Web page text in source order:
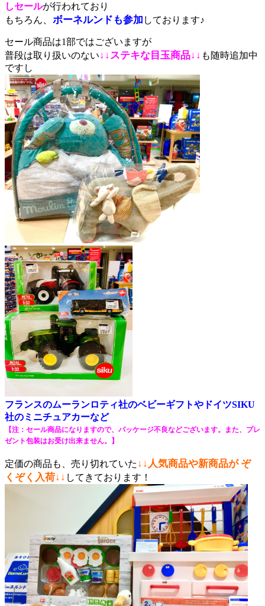
しセールが行われており
もちろん、 ボーネルンドも参加 しております♪
セール商品は1部ではございますが
普段は取り扱いのない↓↓ステキな目玉商品↓↓ も随時追加中
ですし
フランスのムーランロティ社のベビーギフトやドイツSIKU
社のミニチュアカーなど
【注：セール商品になりますので、パッケージ不良などございます。また、プレ
ゼント包装はお受け出来ません。】
定価の商品も、売り切れていた ↓↓ 人気商品や新商品が ぞ
くぞく入荷↓↓ してきております！